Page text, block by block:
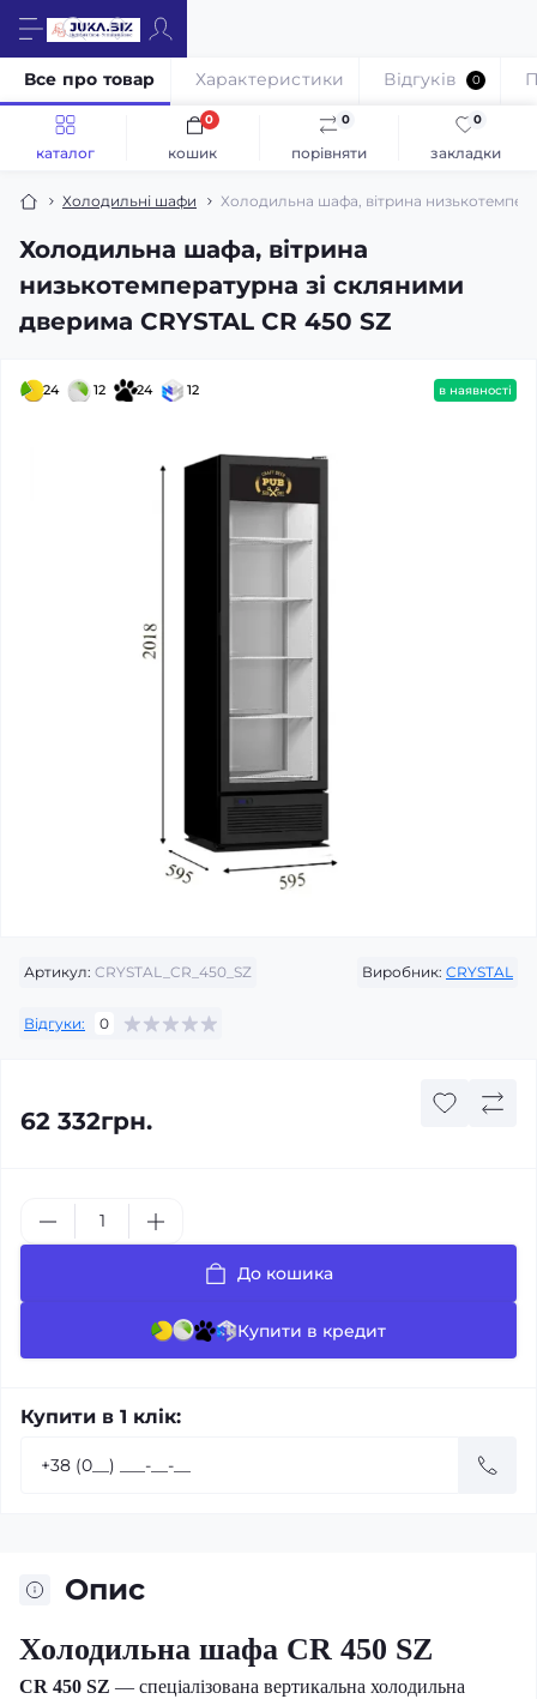
каталог порівняти
0
закладки
0
кошик
0
Холодильні шафи Холодильна шафа, вітрина
Холодильна шафа, вітрина
низькотемпературна зі скляними
дверима CRYSTAL CR 450 SZ
Все про товар Характеристики Відгуків 0
24 12 24 12 в наявності
Артикул: CRYSTAL_CR_450_SZ Виробник: CRYSTAL
Відгуки: 0
62 332грн.
До кошика
Купити в кредит
Купити в 1 клік:
Опис
Холодильна шафа CR 450 SZ
CR 450 SZ — спеціалізована вертикальна холодильна